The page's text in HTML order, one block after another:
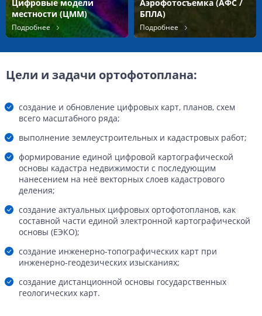
Цифровые модели
местности (ЦММ)
Подробнее
Аэрофотосъемка (АФС /
БПЛА)
Подробнее
Цели и задачи ортофотоплана:
создание и обновление цифровых карт, планов, схем
всего масштабного ряда;
выполнение землеустроительных и кадастровых работ;
формирование единой цифровой картографической
основы кадастра недвижимости с последующим
нанесением на неё векторных слоев кадастрового
деления;
создание актуальных цифровых ортофотопланов, как
составной части единой электронной картографической
основы (ЕЭКО);
создание инженерно-топографических карт при
инженерно-геодезических изысканиях;
создание дистанционной основы государственных
геологических карт.